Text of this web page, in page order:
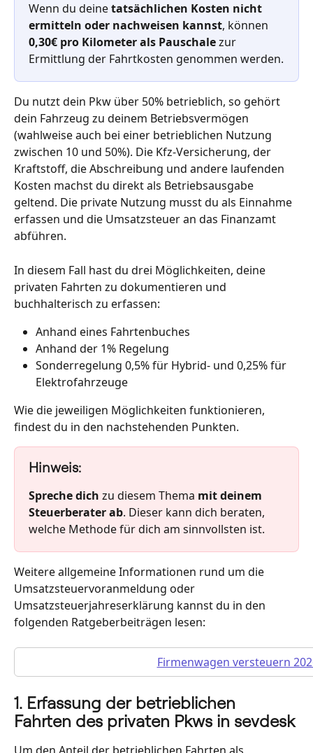
Wenn du deine tatsächlichen Kosten nicht
ermitteln oder nachweisen kannst, können
0,30€ pro Kilometer als Pauschale zur
Ermittlung der Fahrtkosten genommen werden.
Du nutzt dein Pkw über 50% betrieblich, so gehört
dein Fahrzeug zu deinem Betriebsvermögen
(wahlweise auch bei einer betrieblichen Nutzung
zwischen 10 und 50%). Die Kfz-Versicherung, der
Kraftstoff, die Abschreibung und andere laufenden
Kosten machst du direkt als Betriebsausgabe
geltend. Die private Nutzung musst du als Einnahme
erfassen und die Umsatzsteuer an das Finanzamt
abführen.
In diesem Fall hast du drei Möglichkeiten, deine
privaten Fahrten zu dokumentieren und
buchhalterisch zu erfassen:
Anhand eines Fahrtenbuches
Anhand der 1% Regelung
Sonderregelung 0,5% für Hybrid- und 0,25% für
Elektrofahrzeuge
Wie die jeweiligen Möglichkeiten funktionieren,
findest du in den nachstehenden Punkten.
Hinweis:
Spreche dich zu diesem Thema mit deinem
Steuerberater ab. Dieser kann dich beraten,
welche Methode für dich am sinnvollsten ist.
Weitere allgemeine Informationen rund um die
Umsatzsteuervoranmeldung oder
Umsatzsteuerjahreserklärung kannst du in den
folgenden Ratgeberbeiträgen lesen:
Firmenwagen versteuern
1. Erfassung der betrieblichen
Fahrten des privaten Pkws in sevdesk